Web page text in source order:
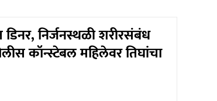
निर्जनस्थळी शरीरसंबंध
कॉन्स्टेबल महिलेवर तिघांचा